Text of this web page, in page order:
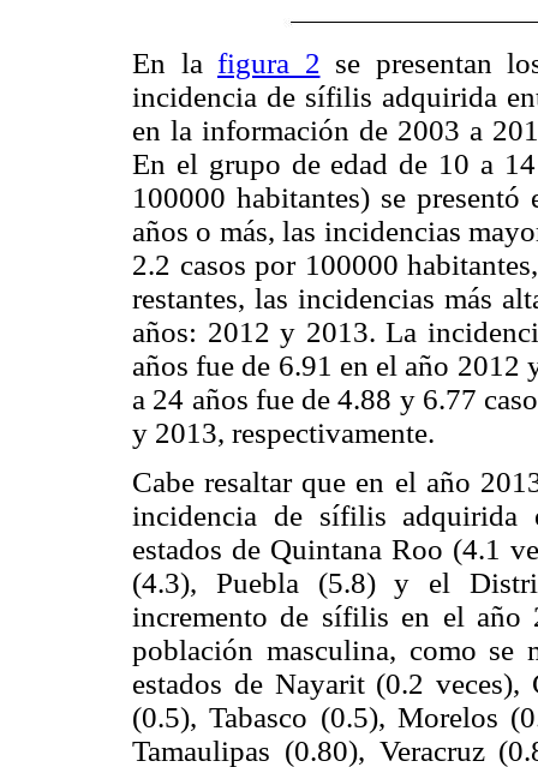
En la figura 2 se presentan
incidencia de sífilis adquirida
en la información de 2003 a
En el grupo de edad de 10 a
100000 habitantes) se
años o más, las incidencias
2.2 casos por 100000
restantes, las incidencias más
años: 2012 y 2013. La
años fue de 6.91 en el año 2012
a 24 años fue de 4.88 y 6.77
y 2013, respectivamente.
Cabe resaltar que en el año
incidencia de sífilis
estados de Quintana Roo (4.1
(4.3), Puebla (5.8) y el
incremento de sífilis en el año
población masculina, como se
estados de Nayarit (0.2
(0.5), Tabasco (0.5), Morelos
Tamaulipas (0.80), Veracruz